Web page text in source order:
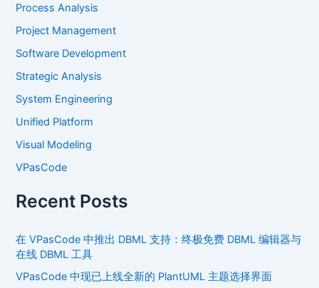
Process Analysis
Project Management
Software Development
Strategic Analysis
System Engineering
Unified Platform
Visual Modeling
VPasCode
Recent Posts
在 VPasCode 中推出 DBML 支持：终极免费 DBML 编辑器与
在线 DBML 工具
VPasCode 中现已上线全新的 PlantUML 主题选择界面